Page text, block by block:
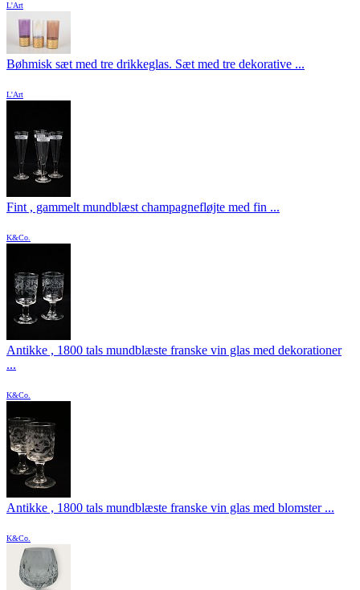
L'Art
Bøhmisk sæt med tre drikkeglas. Sæt med tre dekorative ...
L'Art
Fint , gammelt mundblæst champagnefløjte med fin ...
K&Co.
Antikke , 1800 tals mundblæste franske vin glas med dekorationer
...
K&Co.
Antikke , 1800 tals mundblæste franske vin glas med blomster ...
K&Co.